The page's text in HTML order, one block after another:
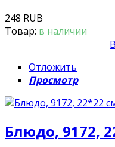
248 RUB
Товар: в наличии
Отложить
Просмотр
Блюдо, 9172,